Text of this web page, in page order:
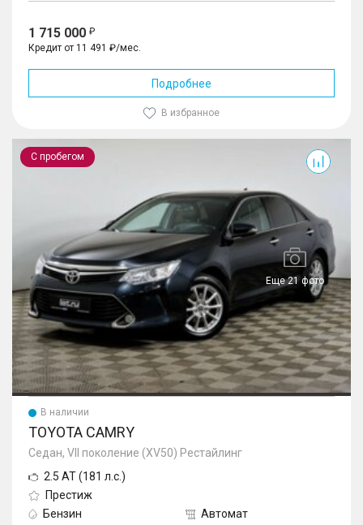
1 715 000
Кредит от 11 491 ₽/мес.
Подробнее
В избранное
С пробегом
Еще 21 фото
Camry
В наличии
TOYOTA CAMRY
Седан, VII поколение (XV50) Рестайлинг
2.5 AT (181 л.с.)
Престиж
Бензин
Автомат